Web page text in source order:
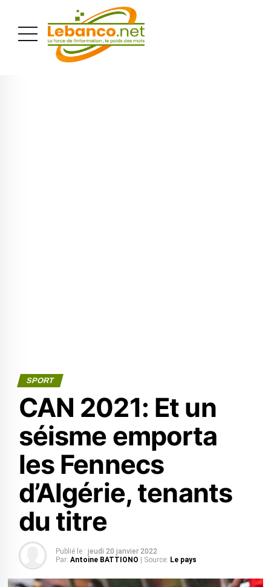
SPORT
CAN 2021: Et un
séisme emporta
les Fennecs
d’Algérie, tenants
du titre
Publié le : jeudi 20 janvier 2022
Par: Antoine BATTIONO | Source: Le pays